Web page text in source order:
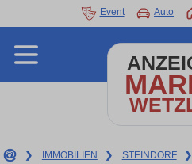
Event Auto
❯ IMMOBILIEN ❯ STEINDORF ❯